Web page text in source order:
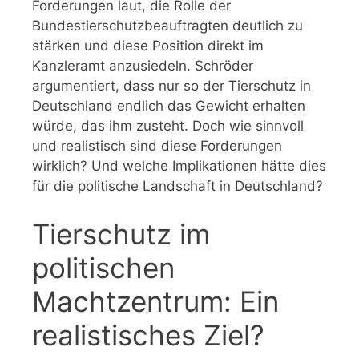
Forderungen laut, die Rolle der
Bundestierschutzbeauftragten deutlich zu
stärken und diese Position direkt im
Kanzleramt anzusiedeln. Schröder
argumentiert, dass nur so der Tierschutz in
Deutschland endlich das Gewicht erhalten
würde, das ihm zusteht. Doch wie sinnvoll
und realistisch sind diese Forderungen
wirklich? Und welche Implikationen hätte dies
für die politische Landschaft in Deutschland?
Tierschutz im
politischen
Machtzentrum: Ein
realistisches Ziel?